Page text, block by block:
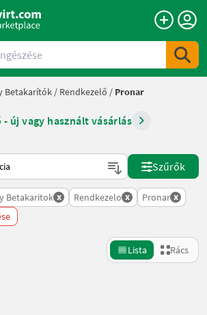
Betakarítók / Rendkezelő / Pronar
- új vagy használt vásárlás
a Landwirt.com-on
Szűrők
Betakaritok x Rendkezelo x Pronar x
Lista Rács